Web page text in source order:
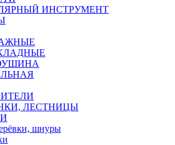
ИНСТРУМЕНТ
ЛЕСТНИЦЫ
шнуры